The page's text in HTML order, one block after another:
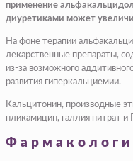
применение
диуретиками может
На фоне терапии
лекарственные препараты,
из-за возможного
развития гиперкальциемии.
Кальцитонин, производные
пликамицин, галлия нитрат